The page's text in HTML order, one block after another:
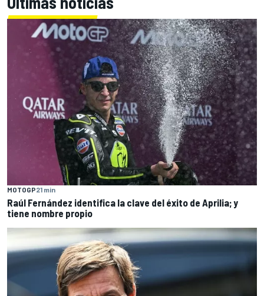
MOTOGP21 min
Raúl Fernández identifica la clave del éxito de Aprilia; y
tiene nombre propio